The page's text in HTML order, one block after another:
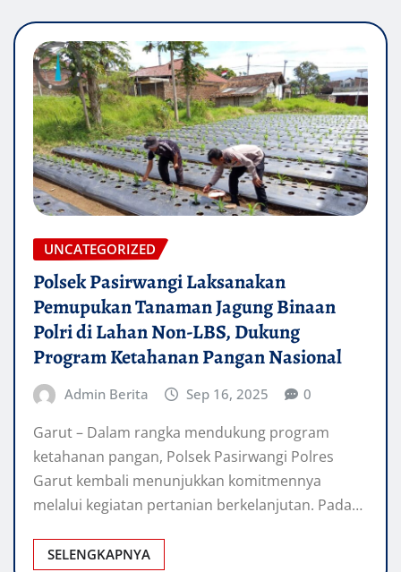
UNCATEGORIZED
Polsek Pasirwangi Laksanakan
Pemupukan Tanaman Jagung Binaan
Polri di Lahan Non-LBS, Dukung
Program Ketahanan Pangan Nasional
Admin Berita Sep 16, 2025 0
Garut – Dalam rangka mendukung program
ketahanan pangan, Polsek Pasirwangi Polres
Garut kembali menunjukkan komitmennya
melalui kegiatan pertanian berkelanjutan. Pada…
SELENGKAPNYA